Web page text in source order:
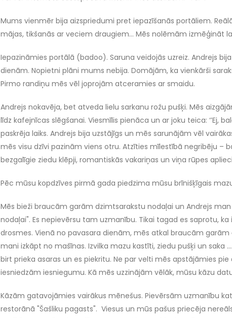
Mums vienmēr bija aizspriedumi pret iepazīšanās portāliem.
mājas, tikšanās ar veciem draugiem… Mēs nolēmām izmēģināt
Iepazināmies portālā (badoo). Saruna veidojās uzreiz. Andrejs
dienām. Nopietni plāni mums nebija. Domājām, ka vienkārši
Pirmo randiņu mēs vēl joprojām atceramies ar smaidu.
Andrejs nokavēja, bet atveda lielu sarkanu rožu pušķi. Mēs
līdz kafejnīcas slēgšanai. Viesmīlis pienāca un ar joku teica: ‘’Ej,
paskrēja laiks. Andrejs bija uzstājīgs un mēs sarunājām vēl
mēs visu dzīvi pazinām viens otru. Atzīties mīlestībā negribēju –
bezgalīgie ziedu klēpji, romantiskās vakariņas un viņa rūpes
Pēc mūsu kopdzīves pirmā gada piedzima mūsu brīnišķīgais
Mēs bieži braucām garām dzimtsarakstu nodaļai un Andrejs
nodaļai". Es nepievērsu tam uzmanību. Tikai tagad es saprotu,
drosmes. Vienā no pavasara dienām, mēs atkal braucām
mani izkāpt no mašīnas. Izvilka mazu kastīti, ziedu pušķi un saka
birt prieka asaras un es piekritu. Ne par velti mēs apstājāmies
iesniedzām iesniegumu. Kā mēs uzzinājām vēlāk, mūsu kāzu
Kāzām gatavojāmies vairākus mēnešus. Pievērsām uzmanību
restorānā "Šašliku pagasts". Viesus un mūs pašus priecēja